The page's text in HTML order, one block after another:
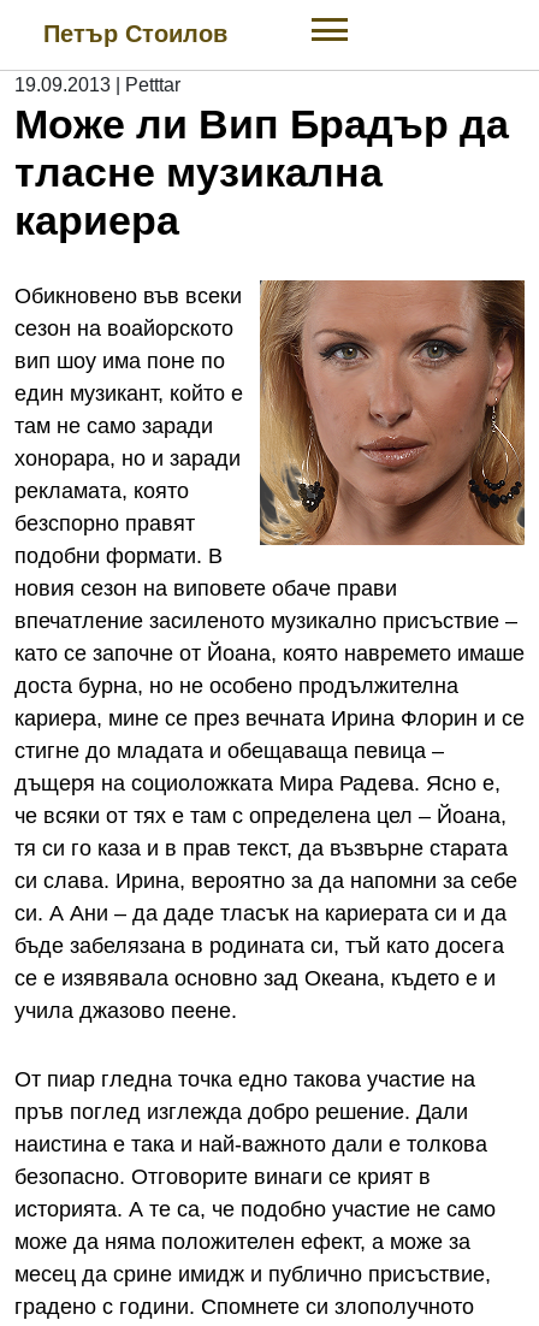
content
Петър Стоилов
19.09.2013 Petttar
Може ли Вип Брадър да
тласне музикална
кариера
Обикновено във всеки
сезон на воайорското
вип шоу има поне по
един музикант, който е
там не само заради
хонорара, но и заради
рекламата, която
безспорно правят
подобни формати. В
новия сезон на виповете обаче прави
впечатление засиленото музикално присъствие –
като се започне от Йоана, която навремето имаше
доста бурна, но не особено продължителна
кариера, мине се през вечната Ирина Флорин и се
стигне до младата и обещаваща певица –
дъщеря на социоложката Мира Радева. Ясно е,
че всяки от тях е там с определена цел – Йоана,
тя си го каза и в прав текст, да възвърне старата
си слава. Ирина, вероятно за да напомни за себе
си. А Ани – да даде тласък на кариерата си и да
бъде забелязана в родината си, тъй като досега
се е изявявала основно зад Океана, където е и
учила джазово пеене.
От пиар гледна точка едно такова участие на
пръв поглед изглежда добро решение. Дали
наистина е така и най-важното дали е толкова
безопасно. Отговорите винаги се крият в
историята. А те са, че подобно участие не само
може да няма положителен ефект, а може за
месец да срине имидж и публично присъствие,
градено с години. Спомнете си злополучното